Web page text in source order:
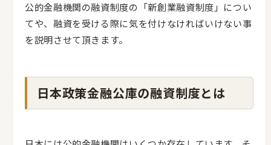
公的金融機関の融資制度の「新創業融資制度」につい
てや、融資を受ける際に気を付けなければいけない事
を説明させて頂きます。
日本政策金融公庫の融資制度とは